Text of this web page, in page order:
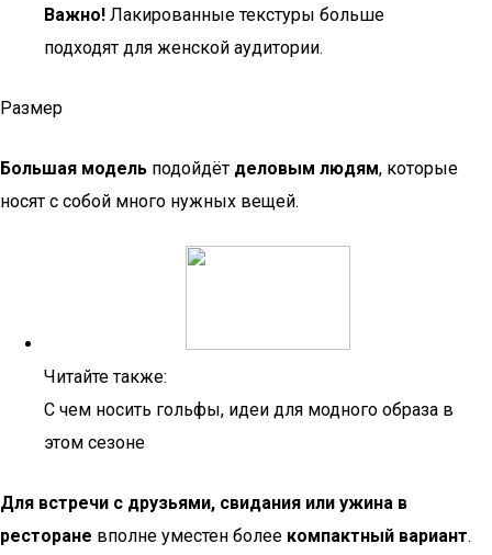
Важно! Лакированные текстуры больше
подходят для женской аудитории.
Размер
Большая модель подойдёт деловым людям, которые
носят с собой много нужных вещей.
Читайте также:
С чем носить гольфы, идеи для модного образа в
этом сезоне
Для встречи с друзьями, свидания или ужина в
ресторане вполне уместен более компактный вариант.